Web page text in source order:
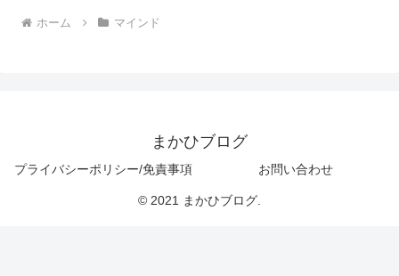
ホーム マインド
まかひブログ
プライバシーポリシー/免責事項 お問い合わせ
© 2021 まかひブログ.